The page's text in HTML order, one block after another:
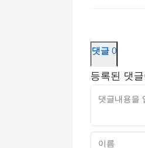
댓글 0
등록된 댓